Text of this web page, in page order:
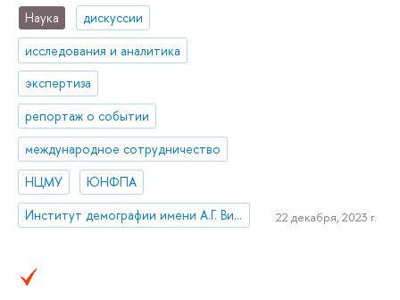
Наука
дискуссии
исследования и аналитика
экспертиза
репортаж о событии
международное сотрудничество
НЦМУ
ЮНФПА
Институт демографии имени А.Г. Вишневского
22 декабря, 2023 г.